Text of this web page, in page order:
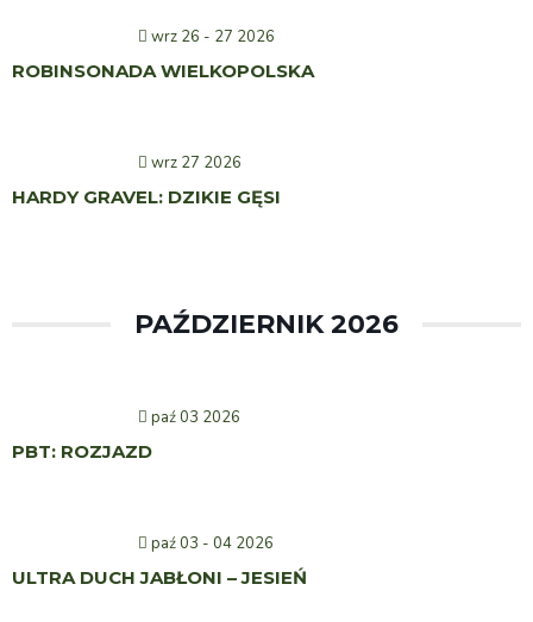
wrz 26 - 27 2026
ROBINSONADA WIELKOPOLSKA
wrz 27 2026
HARDY GRAVEL: DZIKIE GĘSI
PAŹDZIERNIK 2026
paź 03 2026
PBT: ROZJAZD
paź 03 - 04 2026
ULTRA DUCH JABŁONI – JESIEŃ